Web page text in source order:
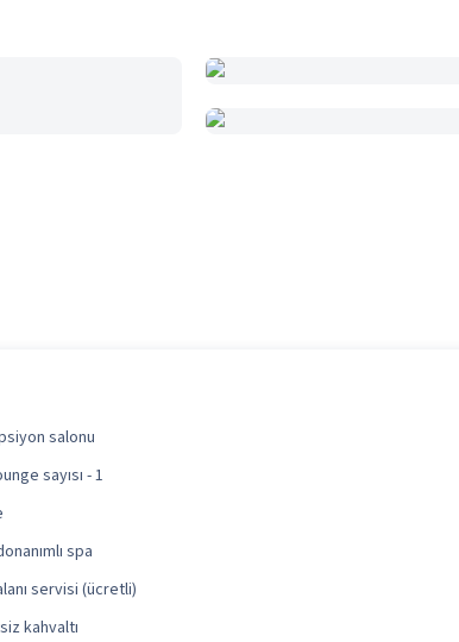
salonu
sayısı - 1
spa
servisi (ücretli)
kahvaltı